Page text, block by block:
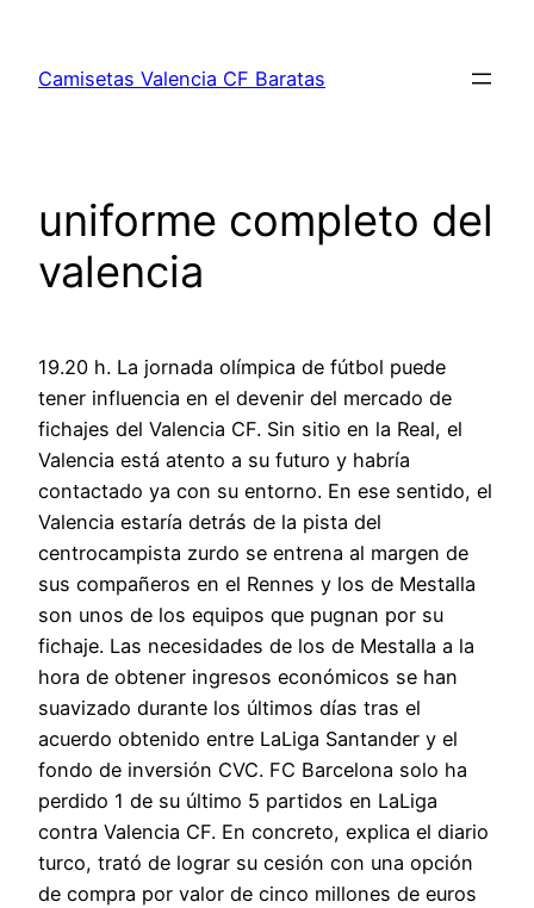
contenido
Camisetas Valencia CF Baratas
uniforme completo del
valencia
19.20 h. La jornada olímpica de fútbol puede
tener influencia en el devenir del mercado de
fichajes del Valencia CF. Sin sitio en la Real, el
Valencia está atento a su futuro y habría
contactado ya con su entorno. En ese sentido, el
Valencia estaría detrás de la pista del
centrocampista zurdo se entrena al margen de
sus compañeros en el Rennes y los de Mestalla
son unos de los equipos que pugnan por su
fichaje. Las necesidades de los de Mestalla a la
hora de obtener ingresos económicos se han
suavizado durante los últimos días tras el
acuerdo obtenido entre LaLiga Santander y el
fondo de inversión CVC. FC Barcelona solo ha
perdido 1 de su último 5 partidos en LaLiga
contra Valencia CF. En concreto, explica el diario
turco, trató de lograr su cesión con una opción
de compra por valor de cinco millones de euros